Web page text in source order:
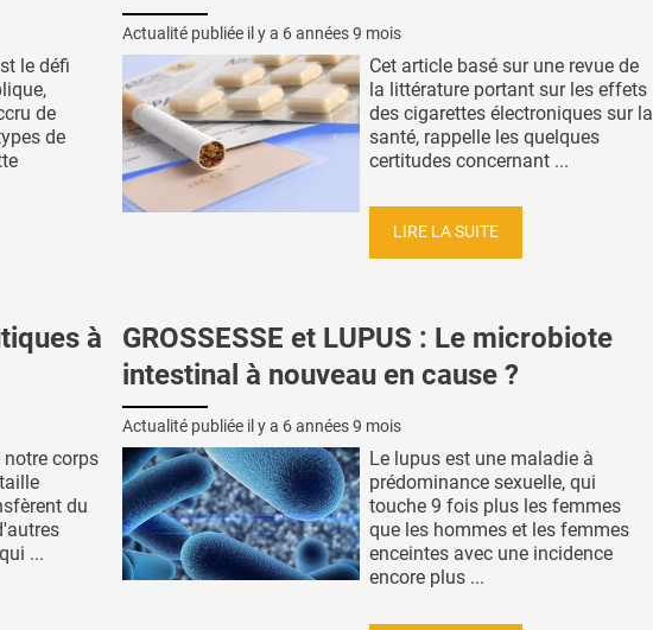
le défi
de
de
Actualité publiée il y a 6 années 9 mois
Cet article basé sur une revue de
la littérature portant sur les effets
des cigarettes électroniques sur la
santé, rappelle les quelques
certitudes concernant ...
LIRE LA SUITE
à
notre corps
du
...
GROSSESSE et LUPUS : Le microbiote
intestinal à nouveau en cause ?
Actualité publiée il y a 6 années 9 mois
Le lupus est une maladie à
prédominance sexuelle, qui
touche 9 fois plus les femmes
que les hommes et les femmes
enceintes avec une incidence
encore plus ...